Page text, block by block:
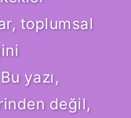
toplumsal
yazı,
değil,